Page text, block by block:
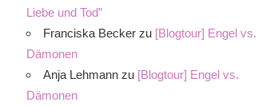
Liebe und Tod”
Franciska Becker zu [Blogtour] Engel vs.
Dämonen
Anja Lehmann zu [Blogtour] Engel vs.
Dämonen